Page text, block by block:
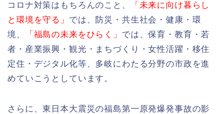
コロナ対策はもちろんのこと、
「未来に向け暮らし
と環境を守る」 では、防災・共生社会・健康・環
境、
「福島の未来をひらく」 では、保育・教育・若
者・産業振興・観光・まちづくり・女性活躍・移住
定住・デジタル化等、多岐にわたる分野の市政を進
めていこうとしています。
さらに、東日本大震災の福島第一原発爆発事故の影